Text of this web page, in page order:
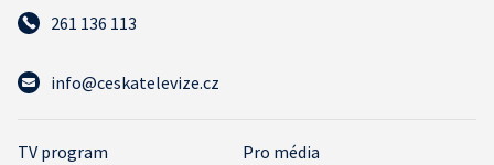
261 136 113
info@ceskatelevize.cz
TV program
Pro média